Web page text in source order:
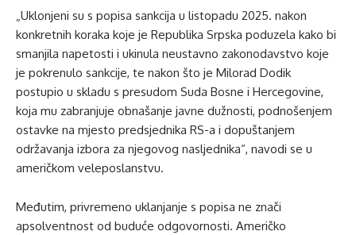
„Uklonjeni su s popisa sankcija u listopadu 2025. nakon
konkretnih koraka koje je Republika Srpska poduzela kako bi
smanjila napetosti i ukinula neustavno zakonodavstvo koje
je pokrenulo sankcije, te nakon što je Milorad Dodik
postupio u skladu s presudom Suda Bosne i Hercegovine,
koja mu zabranjuje obnašanje javne dužnosti, podnošenjem
ostavke na mjesto predsjednika RS-a i dopuštanjem
održavanja izbora za njegovog nasljednika“, navodi se u
američkom veleposlanstvu.
Međutim, privremeno uklanjanje s popisa ne znači
apsolventnost od buduće odgovornosti. Američko